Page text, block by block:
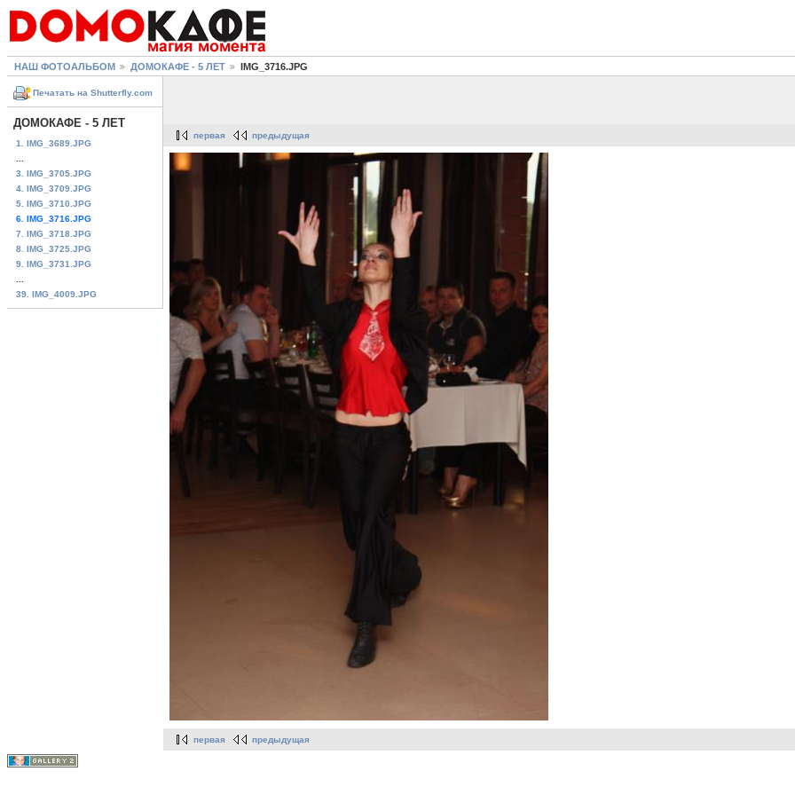
НАШ ФОТОАЛЬБОМ ДОМОКАФЕ - 5 ЛЕТ IMG_3716.JPG
Печатать на Shutterfly.com
ДОМОКАФЕ - 5 ЛЕТ
1. IMG_3689.JPG
3. IMG_3705.JPG
4. IMG_3709.JPG
5. IMG_3710.JPG
6. IMG_3716.JPG
7. IMG_3718.JPG
8. IMG_3725.JPG
9. IMG_3731.JPG
39. IMG_4009.JPG
первая предыдущая
первая предыдущая